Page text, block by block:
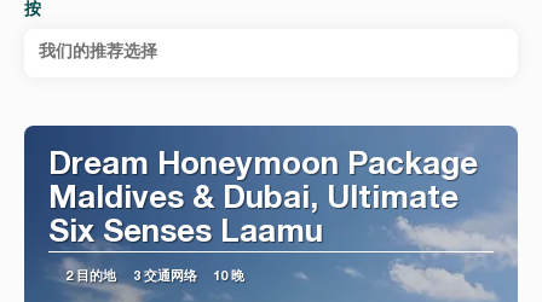
按
我们的推荐选择
Dream Honeymoon Package
Maldives & Dubai, Ultimate
Six Senses Laamu
2 目的地 3 交通网络 10 晚